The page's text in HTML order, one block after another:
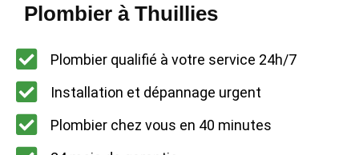
Plombier à Thuillies
Plombier qualifié à votre service 24h/7
Installation et dépannage urgent
Plombier chez vous en 40 minutes